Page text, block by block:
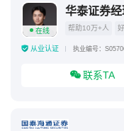
怎么学炒股从零开始
股票开户哪家证券公
在线
华泰证券经
帮助10万+人
从业认证 执业编号：
联系TA